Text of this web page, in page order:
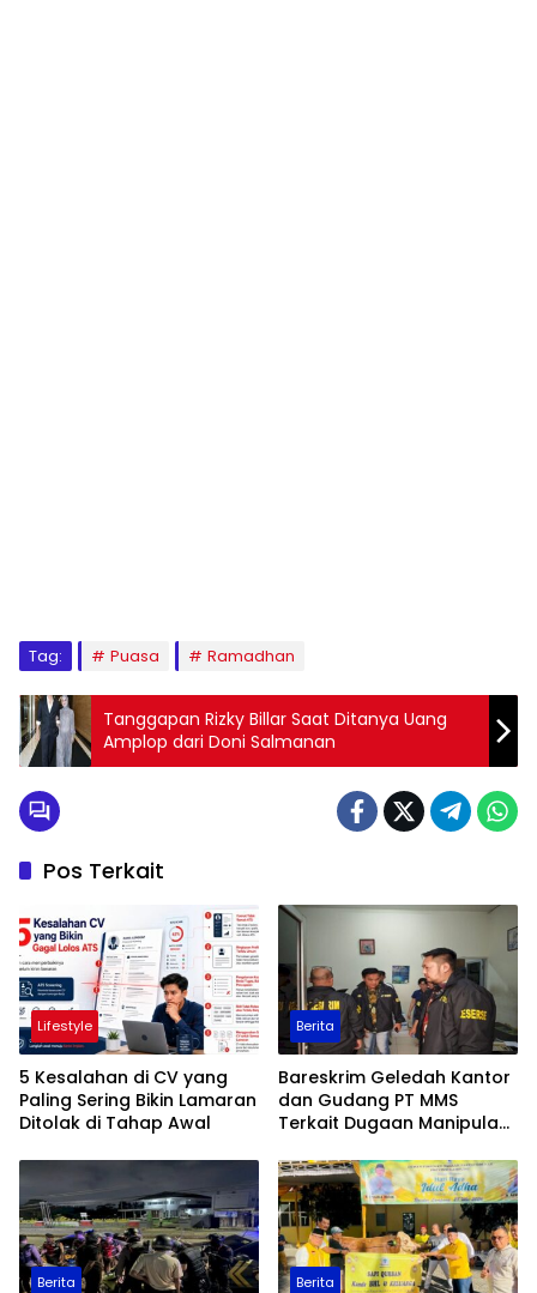
Tag: Puasa Ramadhan
Tanggapan Rizky Billar Saat Ditanya Uang
Amplop dari Doni Salmanan
Pos Terkait
Lifestyle
5 Kesalahan di CV yang
Paling Sering Bikin Lamaran
Ditolak di Tahap Awal
Berita
Bareskrim Geledah Kantor
dan Gudang PT MMS
Terkait Dugaan Manipulasi
Berita Berita